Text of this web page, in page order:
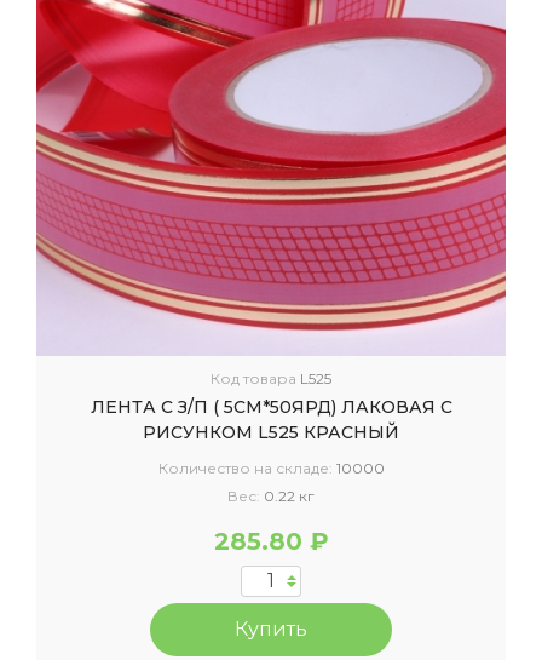
Код товара L525
ЛЕНТА С З/П ( 5СМ*50ЯРД) ЛАКОВАЯ С
РИСУНКОМ L525 КРАСНЫЙ
Количество на складе: 10000
Вес: 0.22 кг
285.80 ₽
Купить